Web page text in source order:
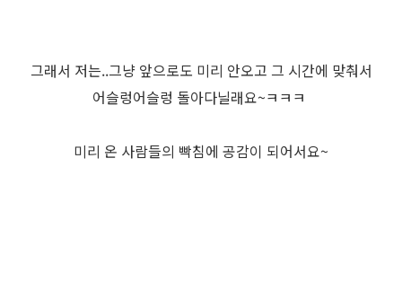
그래서 저는..그냥 앞으로도 미리 안오고 그 시간에 맞춰서
어슬렁어슬렁 돌아다닐래요~ㅋㅋㅋ
미리 온 사람들의 빡침에 공감이 되어서요~